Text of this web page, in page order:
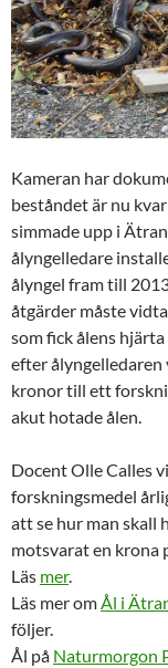
Kameran har
beståndet är nu
simmade upp i
ålyngelledare
ålyngel fram till
åtgärder måste
som fick ålens
efter
kronor till ett
akut hotade ålen.
Docent Olle Calles
forskningsmedel
att se hur man skall
motsvarat en krona
Läs mer.
Läs mer omÅl i
följer.
Ål på Naturmorgon